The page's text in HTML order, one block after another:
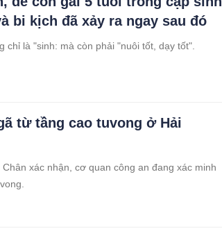
bi kịch đã xảy ra ngay sau đó
chỉ là "sinh: mà còn phải "nuôi tốt, dạy tốt".
từ tầng cao tuvong ở Hải
xác nhận, cơ quan công an đang xác minh